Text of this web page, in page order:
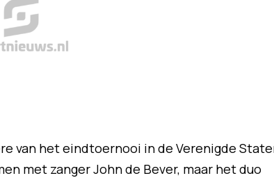
van het eindtoernooi in de Verenigde
met zanger John de Bever, maar het duo